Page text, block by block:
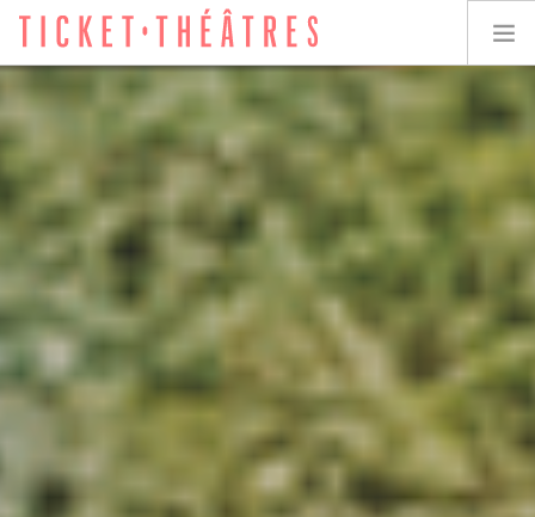
TICKET-THÉÂTRES
LES SPECTACLES
LES LIEUX
ACCESSIBILITÉ
LES ÉVÉNEMENTS
ÉQUIPE